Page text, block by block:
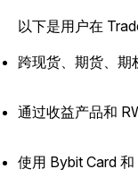
以下是用户在
跨现货、期货、期
通过收益产品和
使用 Bybit Card